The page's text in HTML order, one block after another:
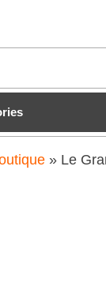
» Le